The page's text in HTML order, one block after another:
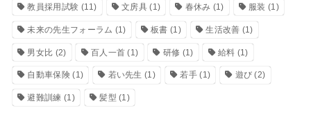
教員採用試験 (11) 文房具 (1) 春休み (1) 服装 (1)
未来の先生フォーラム (1) 板書 (1) 生活改善 (1)
男女比 (2) 百人一首 (1) 研修 (1) 給料 (1)
自動車保険(1) 若い先生 (1) 若手(1) 遊び (2)
避難訓練 (1) 髪型 (1)